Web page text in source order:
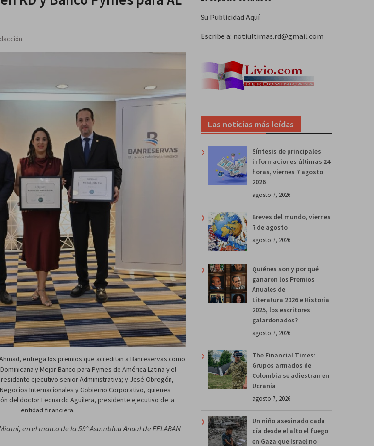
Ahmad, entrega los premios que acreditan a Banreservas como
y Mejor Banco para Pymes de América Latina y el
ejecutivo senior Administrativa; y José Obregón,
Internacionales y Gobierno Corporativo, quienes
del doctor Leonardo Aguilera, presidente ejecutivo de la
entidad financiera.
en el marco de la 59° Asamblea Anual de FELABAN
Su Publicidad Aquí
Escribe a: notiultimas.rd@gmail.com
Las noticias más leídas
Síntesis de principales
informaciones últimas 24
horas, viernes 7 agosto
2026
agosto 7, 2026
Breves del mundo, viernes
7 de agosto
agosto 7, 2026
Quiénes son y por qué
ganaron los Premios
Anuales de
Literatura 2026 e Historia
2025, los escritores
galardonados?
agosto 7, 2026
The Financial Times:
Grupos armados de
Colombia se adiestran en
Ucrania
agosto 7, 2026
Un niño asesinado cada
día desde el alto el fuego
en Gaza que Israel no